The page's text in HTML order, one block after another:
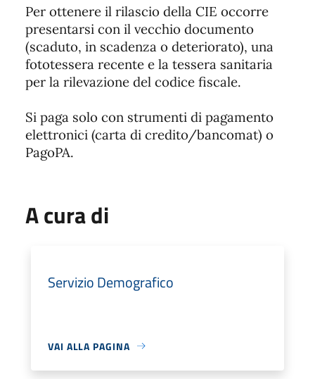
Per ottenere il rilascio della CIE occorre
presentarsi con il vecchio documento
(scaduto, in scadenza o deteriorato), una
fototessera recente e la tessera sanitaria
per la rilevazione del codice fiscale.
Si paga solo con strumenti di pagamento
elettronici (carta di credito/bancomat) o
PagoPA.
A cura di
Servizio Demografico
VAI ALLA PAGINA